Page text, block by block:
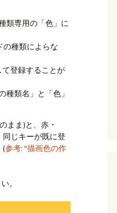
類専用の「色」に
の種類によらな
登録することが
類名」と「色」
まま)と、赤・
じキーが既に登
(参考: “描画色の作
。